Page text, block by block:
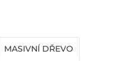
MASIVNÍ DŘEVO